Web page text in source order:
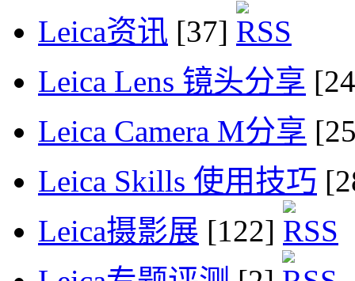
Leica资讯 [37]
Leica Lens 镜头分享
Leica Camera M分享
Leica Skills 使用技巧
Leica摄影展 [122]